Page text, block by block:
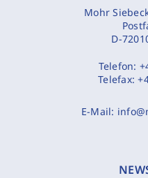
Mohr
D-
Telefon:
Telefax:
E-Mail: